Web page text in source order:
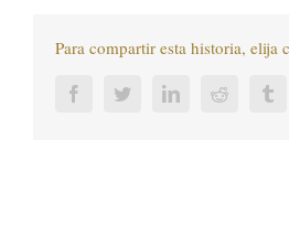
Para compartir esta historia, elija
FacebookTwitterLinkedInReddit